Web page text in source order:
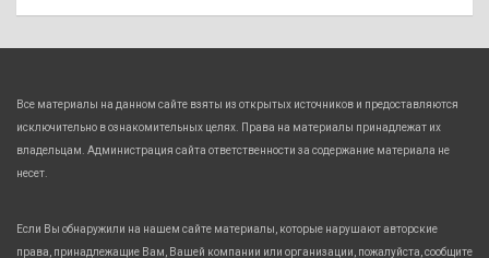
Все материалы на данном сайте взяты из открытых источников и предоставляются
исключительно в ознакомительных целях. Права на материалы принадлежат их
владельцам. Администрация сайта ответственности за содержание материала не
несет.
Если Вы обнаружили на нашем сайте материалы, которые нарушают авторские
права, принадлежащие Вам, Вашей компании или организации, пожалуйста, сообщите